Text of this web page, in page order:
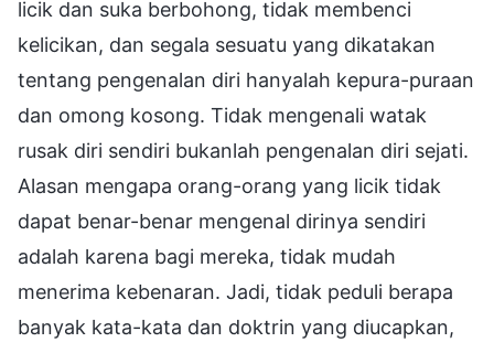
licik dan suka berbohong, tidak membenci
kelicikan, dan segala sesuatu yang dikatakan
tentang pengenalan diri hanyalah kepura-puraan
dan omong kosong. Tidak mengenali watak
rusak diri sendiri bukanlah pengenalan diri sejati.
Alasan mengapa orang-orang yang licik tidak
dapat benar-benar mengenal dirinya sendiri
adalah karena bagi mereka, tidak mudah
menerima kebenaran. Jadi, tidak peduli berapa
banyak kata-kata dan doktrin yang diucapkan,